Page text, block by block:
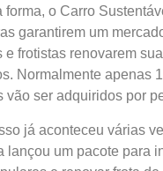
forma, o Carro
garantirem um
e frotistas renovarem
Normalmente apenas
vão ser adquiridos por
já aconteceu várias
lançou um pacote para